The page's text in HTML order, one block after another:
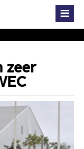
zeer